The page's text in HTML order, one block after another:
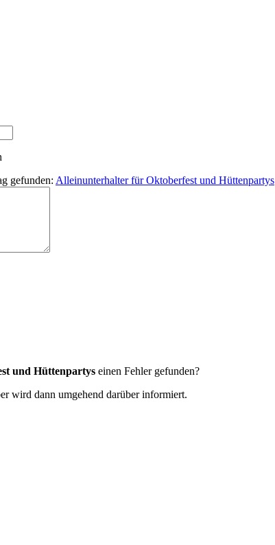
gefunden: Alleinunterhalter für Oktoberfest und Hüttenpartys
und Hüttenpartys einen Fehler gefunden?
wird dann umgehend darüber informiert.